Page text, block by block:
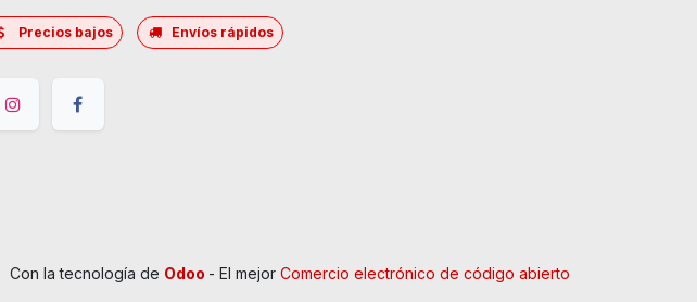
Precios bajos Envíos rápidos
Con la tecnología de Odoo - El mejor Comercio electrónico de código abierto